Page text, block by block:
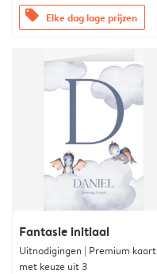
offers Elke dag lage prijzen
Fantasie initiaal
Uitnodigingen | Premium kaart
met keuze uit 3